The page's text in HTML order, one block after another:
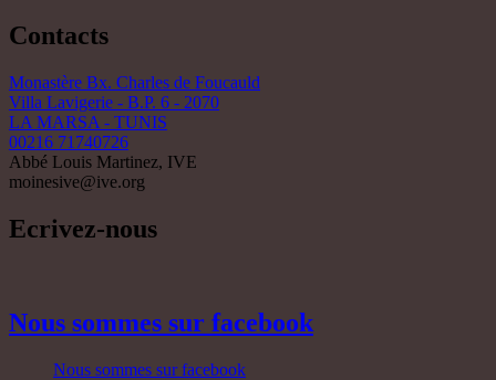
Contacts
Monastère Bx. Charles de Foucauld
Villa Lavigerie - B.P. 6 - 2070
LA MARSA - TUNIS
00216 71740726
Abbé Louis Martinez, IVE
moinesive@ive.org
Ecrivez-nous
Nous sommes sur facebook
Nous sommes sur facebook